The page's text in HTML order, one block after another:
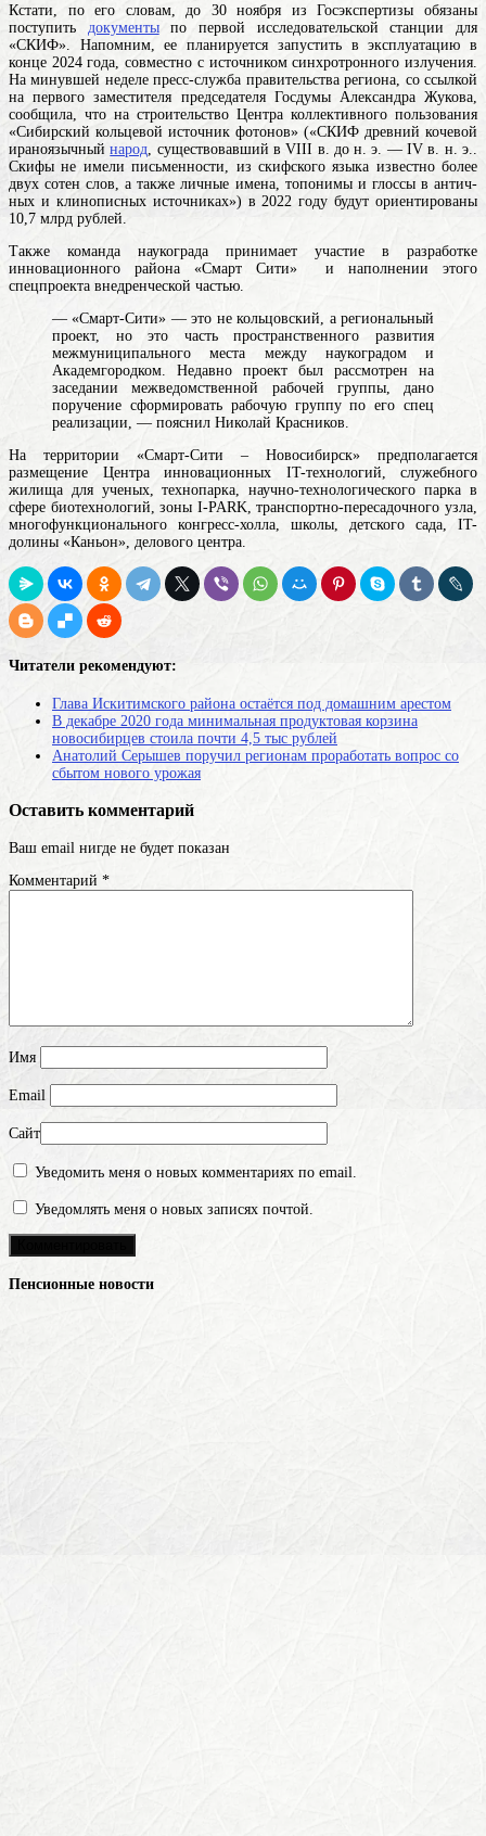
Кстати, по его словам, до 30 ноября из Госэкспертизы обязаны
поступить документыпо первой исследовательской станции для
«СКИФ». Напомним, ее планируется запустить в эксплуатацию в
конце 2024 года, совместно с источником синхротронного излучения.
На минувшей неделе пресс-служба правительства региона, со ссылкой
на первого заместителя председателя Госдумы Александра Жукова,
сообщила, что на строительство Центра коллективного пользования
«Сибирский кольцевой источник фотонов» («СКИФ древний кочевой
ираноязычныйнарод , существовавший в VIII в. до н. э. — IV в. н. э..
Скифы не имели письменности, из скифского языка известно более
двух сотен слов, а также лич­ные имена, топонимы и глоссы в ан­тич­
ных и кли­но­пис­ных ис­точ­ни­ках») в 2022 году будут ориентированы
10,7 млрд рублей.
Также команда наукограда принимает участие в разработке
инновационного района «Смарт Сити» и наполнении этого
спецпроекта внедренческой частью.
— «Смарт-Сити» — это не кольцовский, а региональный
проект, но это часть пространственного развития
межмуниципального места между наукоградом и
Академгородком. Недавно проект был рассмотрен на
заседании межведомственной рабочей группы, дано
поручение сформировать рабочую группу по его спец
реализации, — пояснил Николай Красников.
На территории «Смарт-Сити – Новосибирск» предполагается
размещение Центра инновационных IT-технологий, служебного
жилища для ученых, технопарка, научно-технологического парка в
сфере биотехнологий, зоны I-PARK, транспортно-пересадочного узла,
многофункционального конгресс-холла, школы, детского сада, IT-
долины «Каньон», делового центра.
Читатели рекомендуют:
Глава Искитимского района остаётся под домашним арестом
В декабре 2020 года минимальная продуктовая корзина
новосибирцев стоила почти 4,5 тыс рублей
Анатолий Серышев поручил регионам проработать вопрос со
сбытом нового урожая
Оставить комментарий
Ваш email нигде не будет показан
Комментарий *
Имя
Email
Сайт
Уведомить меня о новых комментариях по email.
Уведомлять меня о новых записях почтой.
Пенсионные новости